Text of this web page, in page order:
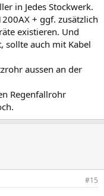
in Jedes Stockwerk.
+ ggf. zusätzlich
existieren. Und
sollte auch mit Kabel
aussen an der
Regenfallrohr
#15